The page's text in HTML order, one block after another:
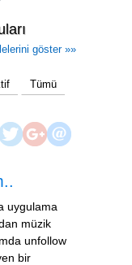
göster »»
Tümü
uygulama
müzik
unfollow
bir